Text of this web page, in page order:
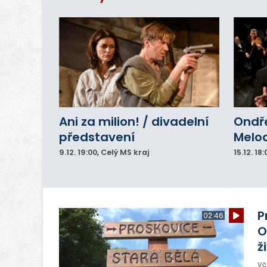
Ani za milion! / divadelní
představení
9.12.19:00, Celý MS kraj 15.12.
02:46